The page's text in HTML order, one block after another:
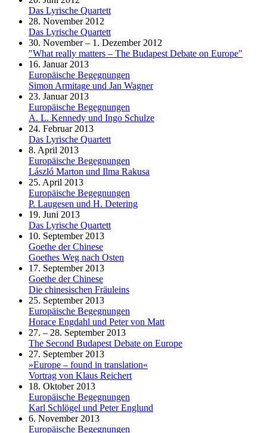
Das Lyrische Quartett
28. November 2012
Das Lyrische Quartett
30. November – 1. Dezember 2012
"What really matters – The Budapest Debate on Europe"
16. Januar 2013
Europäische Begegnungen
Simon Armitage und Jan Wagner
23. Januar 2013
Europäische Begegnungen
A. L. Kennedy und Ingo Schulze
24. Februar 2013
Das Lyrische Quartett
8. April 2013
Europäische Begegnungen
László Marton und Ilma Rakusa
25. April 2013
Europäische Begegnungen
P. Laugesen und H. Detering
19. Juni 2013
Das Lyrische Quartett
10. September 2013
Goethe der Chinese
Goethes Weg nach Osten
17. September 2013
Goethe der Chinese
Die chinesischen Fräuleins
25. September 2013
Europäische Begegnungen
Horace Engdahl und Peter von Matt
27. – 28. September 2013
The Second Budapest Debate on Europe
27. September 2013
»Europe – found in translation«
Vortrag von Klaus Reichert
18. Oktober 2013
Europäische Begegnungen
Karl Schlögel und Peter Englund
6. November 2013
Europäische Begegnungen